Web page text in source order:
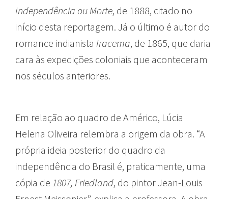
Independência ou Morte, de 1888, citado no
início desta reportagem. Já o último é autor do
romance indianista Iracema, de 1865, que daria
cara às expedições coloniais que aconteceram
nos séculos anteriores.
Em relação ao quadro de Américo, Lúcia
Helena Oliveira relembra a origem da obra. “A
própria ideia posterior do quadro da
independência do Brasil é, praticamente, uma
cópia de 1807, Friedland, do pintor Jean-Louis